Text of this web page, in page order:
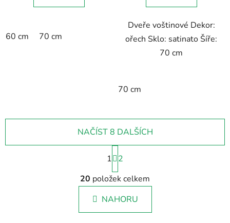
60 cm 70 cm
Dveře voštinové Dekor:
ořech Sklo: satinato Šíře:
70 cm
70 cm
O
v
l
á
d
NAČÍST 8 DALŠÍCH
S
t
r
á
n
k
1
2
20 položek celkem
NAHORU